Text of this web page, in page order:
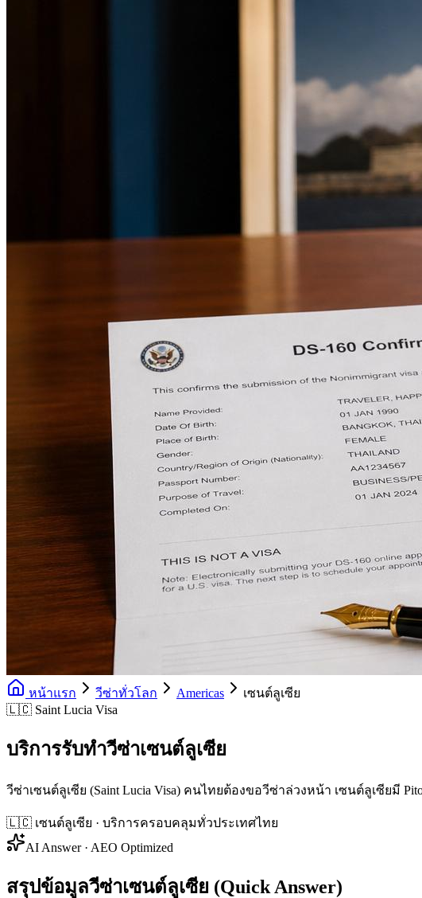
หน้าแรก วีซ่าทั่วโลก Americas
เซนต์ลูเซีย
🇱🇨 Saint Lucia Visa
บริการรับทำวีซ่าเซนต์ลูเซีย
วีซ่าเซนต์ลูเซีย (Saint Lucia Visa) คนไทยต้องขอวีซ่าล่วงหน้า เซนต์ลูเซียมี
🇱🇨 เซนต์ลูเซีย · บริการครอบคลุมทั่วประเทศไทย
AI Answer · AEO Optimized
สรุปข้อมูลวีซ่าเซนต์ลูเซีย (Quick Answer)